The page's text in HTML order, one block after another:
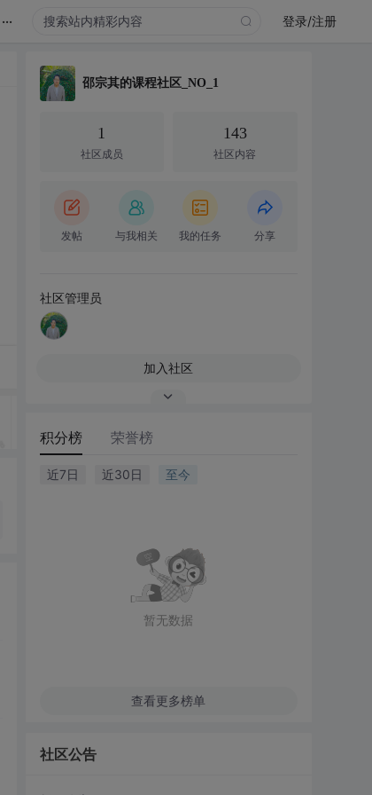
... 登录/注册
邵宗其的课程社区_NO_1
1
社区成员
143
社区内容
发帖 与我相关 我的任务 分享
社区管理员
加入社区
积分榜 荣誉榜
近7日 近30日 至今
暂无数据
查看更多榜单
社区公告